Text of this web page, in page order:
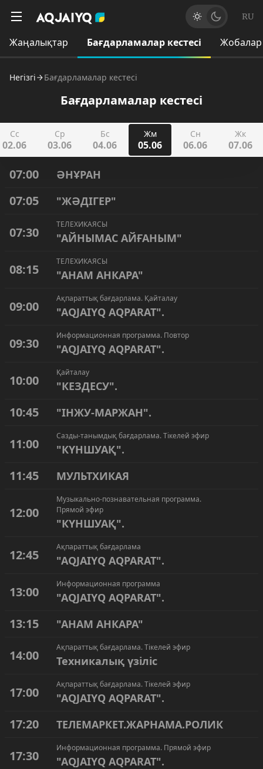
RU
Жаңалықтар Бағдарламалар кестесі Жобалар
Негізгі Бағдарламалар кестесі
Бағдарламалар кестесі
Сс
02.06
Ср
03.06
Бс
04.06
Жм
05.06
Сн
06.06
Жк
07.06
07:00 ӘНҰРАН
07:05 "ЖӘДІГЕР"
07:30
ТЕЛЕХИКАЯСЫ
"АЙНЫМАС АЙҒАНЫМ"
08:15
ТЕЛЕХИКАЯСЫ
"АНАМ АНКАРА"
09:00
Ақпараттық бағдарлама. Қайталау
"AQJAIYQ AQPARAT".
09:30
Информационная программа. Повтор
"AQJAIYQ AQPARAT".
10:00
Қайталау
"КЕЗДЕСУ".
10:45 "ІНЖУ-МАРЖАН".
11:00
Сазды-танымдық бағдарлама. Тікелей эфир
"КҮНШУАҚ".
11:45 МУЛЬТХИКАЯ
12:00
Музыкально-познавательная программа.
Прямой эфир
"КҮНШУАҚ".
12:45
Ақпараттық бағдарлама
"AQJAIYQ AQPARAT".
13:00
Информационная программа
"AQJAIYQ AQPARAT".
13:15 "АНАМ АНКАРА"
14:00
Ақпараттық бағдарлама. Тікелей эфир
Техникалық үзіліс
17:00
Ақпараттық бағдарлама. Тікелей эфир
"AQJAIYQ AQPARAT".
17:20 ТЕЛЕМАРКЕТ.ЖАРНАМА.РОЛИК
17:30
Информационная программа. Прямой эфир
"AQJAIYQ AQPARAT".